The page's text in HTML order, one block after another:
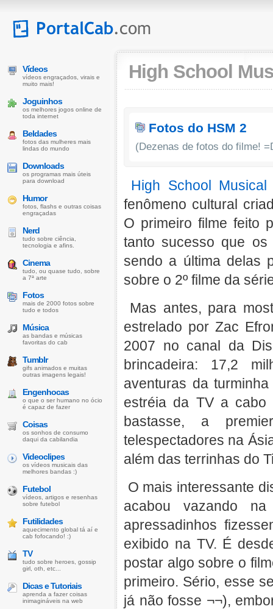
High School
Fotos do HSM 2
(Dezenas de fotos do filme!
High School Musical
fenômeno cultural
O primeiro filme feito
tanto sucesso que os
sendo a última delas
sobre o 2º filme da
Mas antes, para
estrelado por Zac
2007 no canal da
brincadeira: 17,2
aventuras da
estréia da TV a cabo
bastasse, a
telespectadores na
além das terrinhas do
O mais interessante
acabou vazando
apressadinhos
exibido na TV. É
postar algo sobre o
primeiro. Sério, esse
já não fosse ¬¬),
Vídeos
vídeos engraçados, virais e
muito mais!
Joguinhos
os melhores jogos online de
toda internet
Beldades
fotos das mulheres mais
lindas do mundo
Downloads
os programas mais úteis
para download
Humor
fotos, flashs e outras coisas
engraçadas
Nerd
tudo sobre ciência,
tecnologia e afins.
Cinema
tudo, ou quase tudo, sobre
a 7ª arte
Fotos
mais de 2000 fotos sobre
tudo e todos
Música
as bandas e músicas
favoritas do cab
Tumblr
gifs animados e muitas
outras imagens legais!
Engenhocas
o que o ser humano no ócio
é capaz de fazer
Coisas
os sonhos de consumo
daqui da cabilandia
Videoclipes
os vídeos musicais das
melhores bandas :)
Futebol
vídeos, artigos e resenhas
sobre futebol
Futilidades
aquecimento global tá aí e
cab fofocando! :)
TV
tudo sobre heroes, gossip
girl, oth, etc...
Dicas e Tutoriais
aprenda a fazer coisas
inimagináveis na web